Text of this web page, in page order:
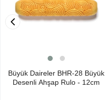
Büyük Daireler BHR-28 Büyük
Desenli Ahşap Rulo - 12cm